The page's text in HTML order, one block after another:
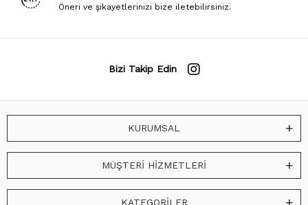
Öneri ve şikayetlerinizi bize iletebilirsiniz.
Bizi Takip Edin
KURUMSAL
MÜŞTERİ HİZMETLERİ
KATEGORİLER